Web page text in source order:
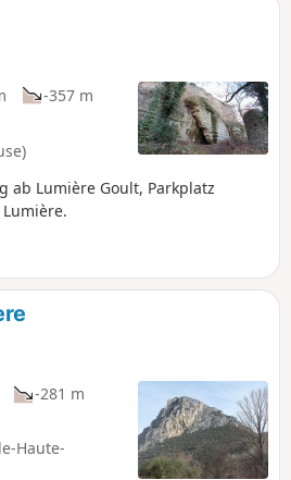
-357 m
ab Lumière Goult, Parkplatz
-281 m
Haute-